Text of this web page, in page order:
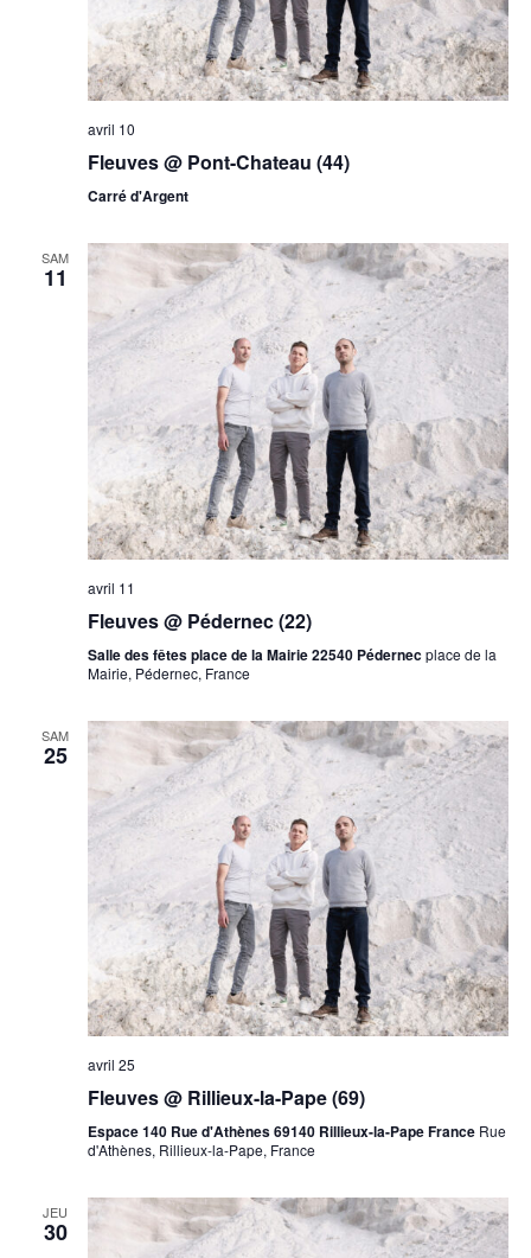
avril 10
Fleuves @ Pont-Chateau (44)
Carré d'Argent
SAM
11
avril 11
Fleuves @ Pédernec (22)
Salle des fêtes place de la Mairie 22540 Pédernecplace de la
Mairie, Pédernec, France
SAM
25
avril 25
Fleuves @ Rillieux-la-Pape (69)
Espace 140 Rue d'Athènes 69140 Rillieux-la-Pape France Rue
d'Athènes, Rillieux-la-Pape, France
JEU
30